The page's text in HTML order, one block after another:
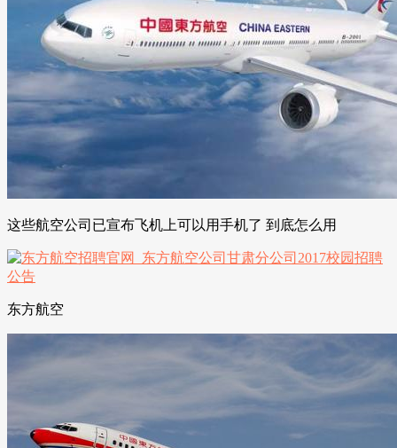
这些航空公司已宣布飞机上可以用手机了 到底怎么用
东方航空